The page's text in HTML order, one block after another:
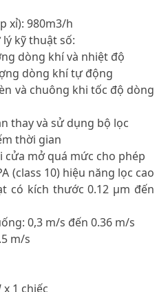
xỉ): 980m3/h
lý kỹ thuật số:
dòng khí và nhiệt độ
dòng khí tự động
và chuông khi tốc độ dòng
thay và sử dụng bộ lọc
thời gian
cửa mở quá mức cho phép
(class 10) hiệu năng lọc cao
có kích thước 0.12 μm đến
0,3 m/s đến 0.36 m/s
m/s
1 chiếc